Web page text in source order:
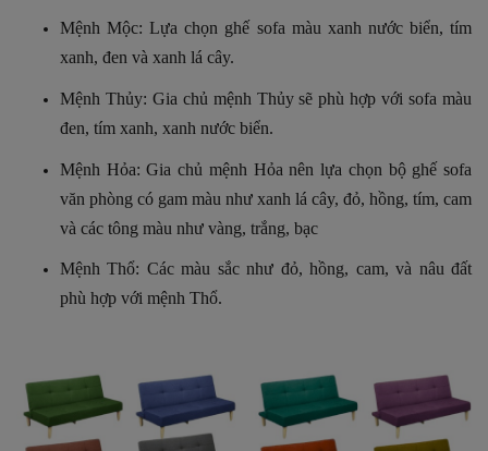
Mệnh Mộc: Lựa chọn ghế sofa màu xanh nước biển, tím
xanh, đen và xanh lá cây.
Mệnh Thủy: Gia chủ mệnh Thủy sẽ phù hợp với sofa màu
đen, tím xanh, xanh nước biển.
Mệnh Hỏa: Gia chủ mệnh Hỏa nên lựa chọn bộ ghế sofa
văn phòng có gam màu như xanh lá cây, đỏ, hồng, tím, cam
và các tông màu như vàng, trắng, bạc
Mệnh Thổ: Các màu sắc như đỏ, hồng, cam, và nâu đất
phù hợp với mệnh Thổ.